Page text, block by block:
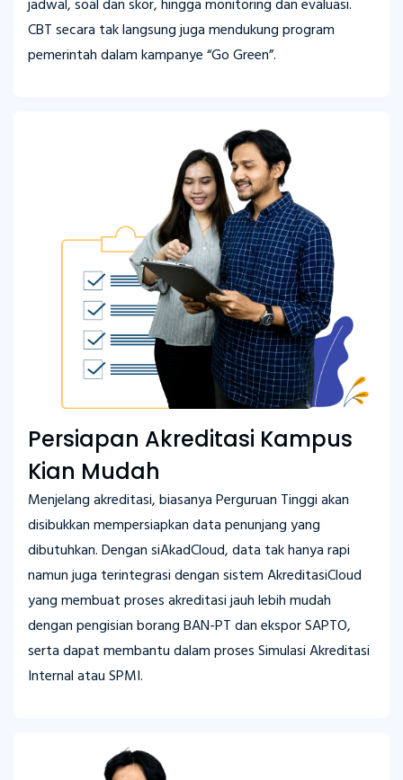
jadwal, soal dan skor, hingga monitoring dan evaluasi.
CBT secara tak langsung juga mendukung program
pemerintah dalam kampanye “Go Green”.
Persiapan Akreditasi Kampus
Kian Mudah
Menjelang akreditasi, biasanya Perguruan Tinggi akan
disibukkan mempersiapkan data penunjang yang
dibutuhkan. Dengan siAkadCloud, data tak hanya rapi
namun juga terintegrasi dengan sistem AkreditasiCloud
yang membuat proses akreditasi jauh lebih mudah
dengan pengisian borang BAN-PT dan ekspor SAPTO,
serta dapat membantu dalam proses Simulasi Akreditasi
Internal atau SPMI.